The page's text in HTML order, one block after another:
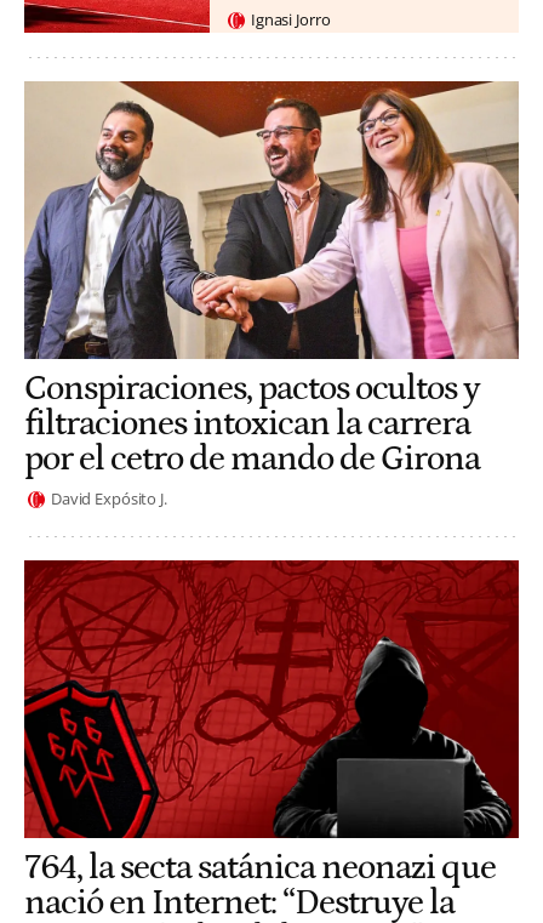
Ignasi Jorro
Conspiraciones, pactos ocultos y
filtraciones intoxican la carrera
por el cetro de mando de Girona
David Expósito J.
764, la secta satánica neonazi que
nació en Internet: “Destruye la